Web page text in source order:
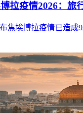
拉疫情2026：旅
焦埃博拉疫情已造成